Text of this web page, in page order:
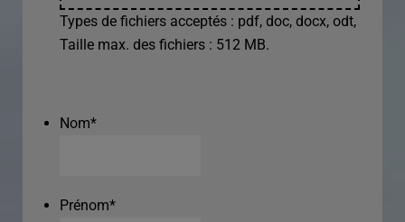
Types de fichiers acceptés : pdf, doc, docx, odt,
Taille max. des fichiers : 512 MB.
Nom*
Prénom*